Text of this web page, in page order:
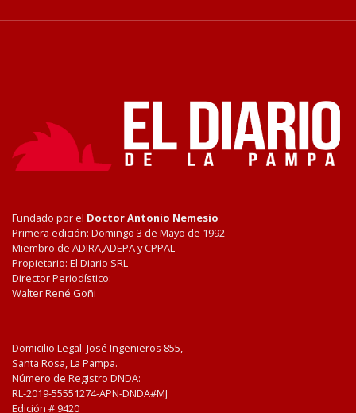
Fundado por el Doctor Antonio Nemesio
Primera edición: Domingo 3 de Mayo de 1992
Miembro de ADIRA,ADEPA y CPPAL
Propietario: El Diario SRL
Director Periodístico:
Walter René Goñi
Domicilio Legal: José Ingenieros 855,
Santa Rosa, La Pampa.
Número de Registro DNDA:
RL-2019-55551274-APN-DNDA#MJ
Edición # 9420